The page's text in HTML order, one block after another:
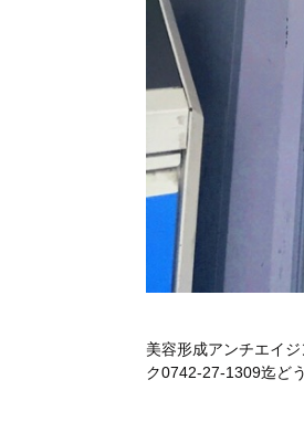
美容形成アンチエイ
ク0742-27-1309迄ど